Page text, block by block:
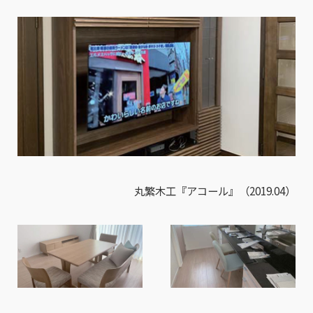
丸繁木工『アコール』（2019.04）